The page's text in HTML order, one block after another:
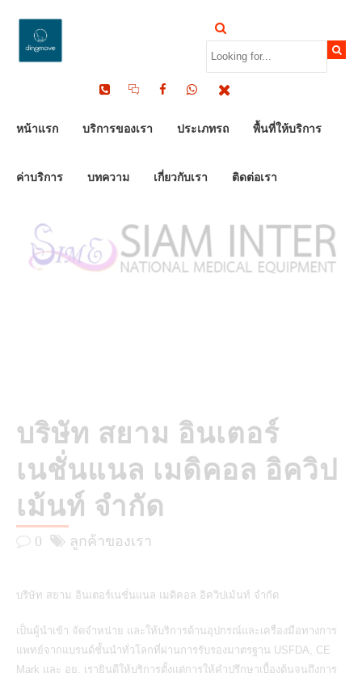
หน้าแรก บริการของเรา ประเภทรถ พื้นที่ให้บริการ
ค่าบริการ บทความ เกี่ยวกับเรา ติดต่อเรา
บริษัท สยาม อินเตอร์
เนชั่นแนล เมดิคอล อิควิป
เม้นท์ จำกัด
0 ลูกค้าของเรา
บริษัท สยาม อินเตอร์เนชั่นแนล เมดิคอล อิควิปเม้นท์ จำกัด
เป็นผู้นำเข้า จัดจำหน่าย และให้บริการด้านอุปกรณ์และเครื่องมือทางการ
แพทย์ จากแบรนด์ชั้นนำทั่วโลกที่ผ่านการรับรองมาตรฐาน USFDA, CE
Mark และ อย. เรายินดีให้บริการตั้งแต่การให้คำปรึกษาเบื้องต้นจนถึงการ